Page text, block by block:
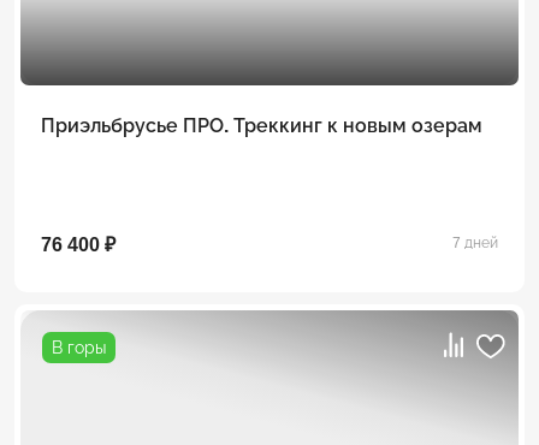
Приэльбрусье ПРО. Треккинг к новым озерам
76 400 ₽ 7 дней
В горы